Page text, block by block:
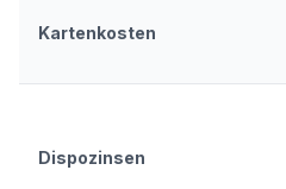
Kartenkosten
Dispozinsen